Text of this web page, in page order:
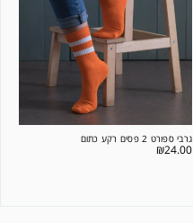
גרבי ספורט 2 פסים רקע כתום
₪24.00